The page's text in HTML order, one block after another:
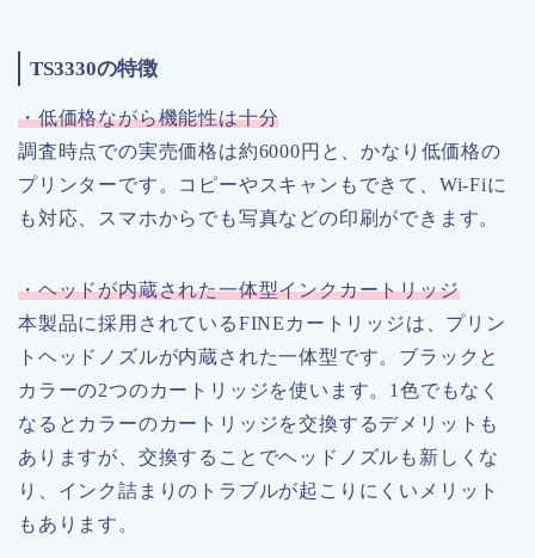
TS3330の特徴
・低価格ながら機能性は十分
調査時点での実売価格は約6000円と、かなり低価格の
プリンターです。コピーやスキャンもできて、Wi-Fiに
も対応、スマホからでも写真などの印刷ができます。
・ヘッドが内蔵された一体型インクカートリッジ
本製品に採用されているFINEカートリッジは、プリン
トヘッドノズルが内蔵された一体型です。ブラックと
カラーの2つのカートリッジを使います。1色でもなく
なるとカラーのカートリッジを交換するデメリットも
ありますが、交換することでヘッドノズルも新しくな
り、インク詰まりのトラブルが起こりにくいメリット
もあります。